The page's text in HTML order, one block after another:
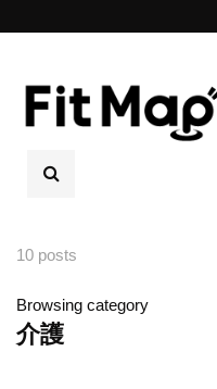
10 posts
Browsing category
介護